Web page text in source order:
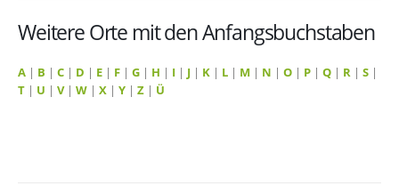
Weitere Orte mit den Anfangsbuchstaben
A | B | C | D | E | F | G | H | I | J | K | L | M | N | O | P | Q | R | S |
T | U | V| W | X | Y | Z | Ü